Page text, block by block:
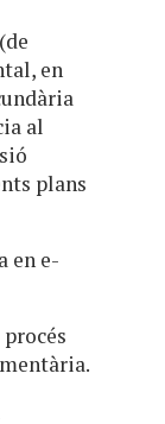
en
al
plans
en e-